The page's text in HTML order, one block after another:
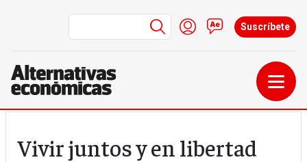
Menú de cuenta de
Iniciar sesión
Contacto
Suscríbete
Vivir juntos y en libertad